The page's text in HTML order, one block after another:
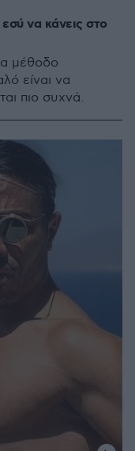
να κάνεις στο
μέθοδο
είναι να
πιο συχνά.